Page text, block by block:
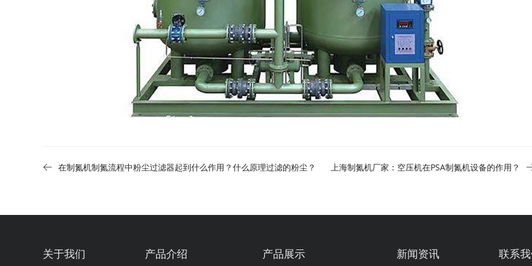
在制氮机制氮流程中粉尘过滤器起到什么作用？什么原理过滤的粉尘？ 上海制氮机厂家：空压机在PSA制氮机设备的作用？
关于我们 产品介绍 产品展示 新闻资讯 联系